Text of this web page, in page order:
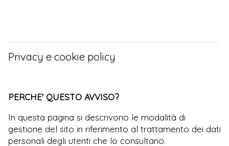
Privacy e cookie policy
PERCHE' QUESTO AVVISO?
In questa pagina si descrivono le modalità di
gestione del sito in riferimento al trattamento dei dati
personali degli utenti che lo consultano.